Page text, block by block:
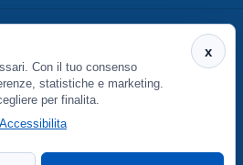
Cooperativa Sociale - Via
27/29 - 52100 Arezzo - P.IVA
01764430516
x
Con il tuo consenso
statistiche e marketing.
per finalita.
Accessibilita